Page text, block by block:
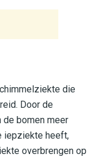
die
Door de
de bomen meer
iepziekte heeft,
overbrengen op